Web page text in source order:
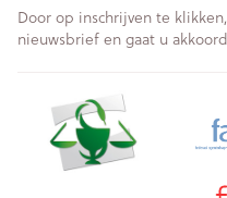
Door op inschrijven te
nieuwsbrief en gaat u